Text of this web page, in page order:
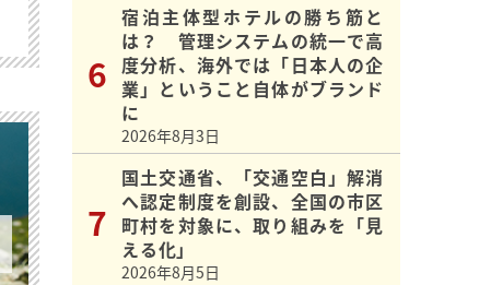
宿泊主体型ホテルの勝ち筋と
は？ 管理システムの統一で高
度分析、海外では「日本人の企
業」ということ自体がブランド
に
2026年8月3日
国土交通省、「交通空白」解消
へ認定制度を創設、全国の市区
町村を対象に、取り組みを「見
える化」
2026年8月5日